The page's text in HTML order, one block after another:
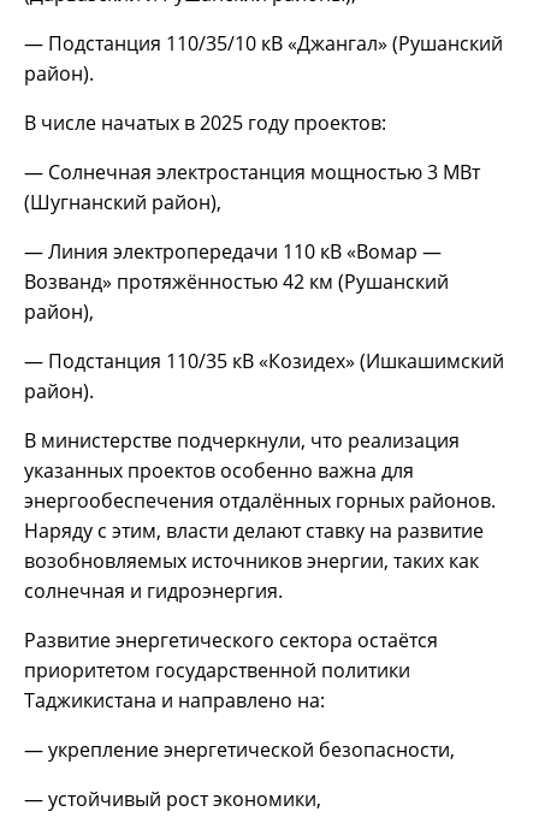
— Подстанция 110/35/10 кВ «Джангал» (Рушанский
район).
В числе начатых в 2025 году проектов:
— Солнечная электростанция мощностью 3 МВт
(Шугнанский район),
— Линия электропередачи 110 кВ «Вомар —
Возванд» протяжённостью 42 км (Рушанский
район),
— Подстанция 110/35 кВ «Козидех» (Ишкашимский
район).
В министерстве подчеркнули, что реализация
указанных проектов особенно важна для
энергообеспечения отдалённых горных районов.
Наряду с этим, власти делают ставку на развитие
возобновляемых источников энергии, таких как
солнечная и гидроэнергия.
Развитие энергетического сектора остаётся
приоритетом государственной политики
Таджикистана и направлено на:
— укрепление энергетической безопасности,
— устойчивый рост экономики,